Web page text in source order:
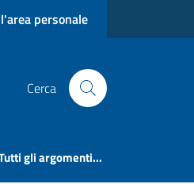
personale
Cerca
gli argomenti...